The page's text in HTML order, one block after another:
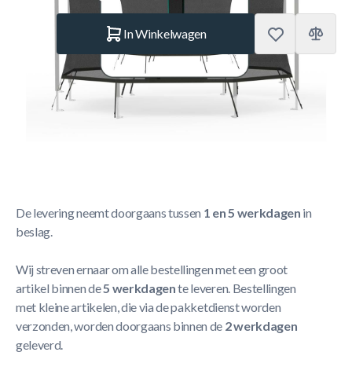
In Winkelwagen
Korte Beschrijving
De levering neemt doorgaans tussen 1 en 5 werkdagen in
beslag.
Wij streven ernaar om alle bestellingen met een groot
artikel binnen de5 werkdagente leveren. Bestellingen
met kleine artikelen, die via de pakketdienst worden
verzonden, worden doorgaans binnen de 2 werkdagen
geleverd.